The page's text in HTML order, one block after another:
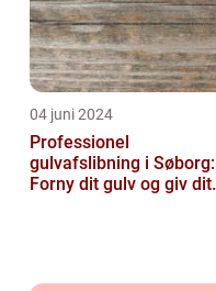
04 juni 2024
Professionel
gulvafslibning i Søborg:
Forny dit gulv og giv dit